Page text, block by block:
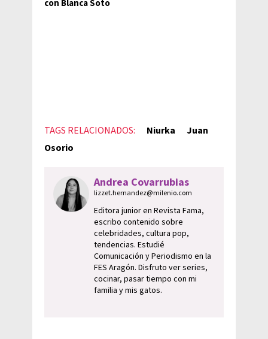
con Blanca Soto
TAGS RELACIONADOS: Niurka
Juan
Osorio
Andrea Covarrubias
lizzet.hernandez@milenio.com
Editora junior en Revista Fama,
escribo contenido sobre
celebridades, cultura pop,
tendencias. Estudié
Comunicación y Periodismo en la
FES Aragón. Disfruto ver series,
cocinar, pasar tiempo con mi
familia y mis gatos.